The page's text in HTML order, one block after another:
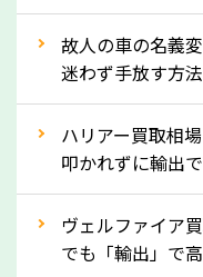
定を行い高価買取
ってきます！
自動車税の還付金
月割りで返還される
還付金は早めに売
故人の車の名義
迷わず手放す方
ハリアー買取相
叩かれずに輸出
ヴェルファイア
でも「輸出」で